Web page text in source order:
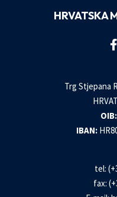
HRVATSKA
Trg Stjepana
OIB:
IBAN:
tel:
fax: